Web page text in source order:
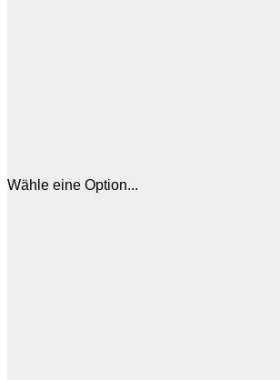
Wähle eine Option...